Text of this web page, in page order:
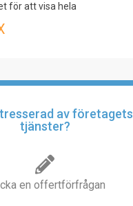
för att visa hela
av företagets
tjänster?
en offertförfrågan